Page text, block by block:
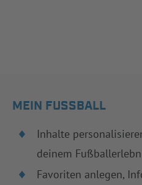
MEIN FUSSBALL
Inhalte
deinem
Favoriten anlegen,